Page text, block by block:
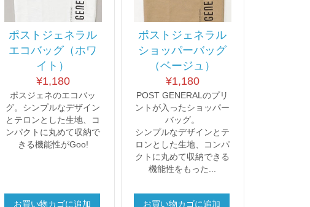
ポストジェネラル
エコバッグ（ホワ
イト）
¥1,180
ポスジェネのエコバッ
グ。シンプルなデザイン
とテロンとした生地、コ
ンパクトに丸めて収納で
きる機能性がGoo!
お買い物カゴに追加
ポストジェネラル
ショッパーバッグ
（ベージュ）
¥1,180
POST GENERALのプリ
ントが入ったショッパー
バッグ。
シンプルなデザインとテ
ロンとした生地、コンパ
クトに丸めて収納できる
機能性をもった...
お買い物カゴに追加